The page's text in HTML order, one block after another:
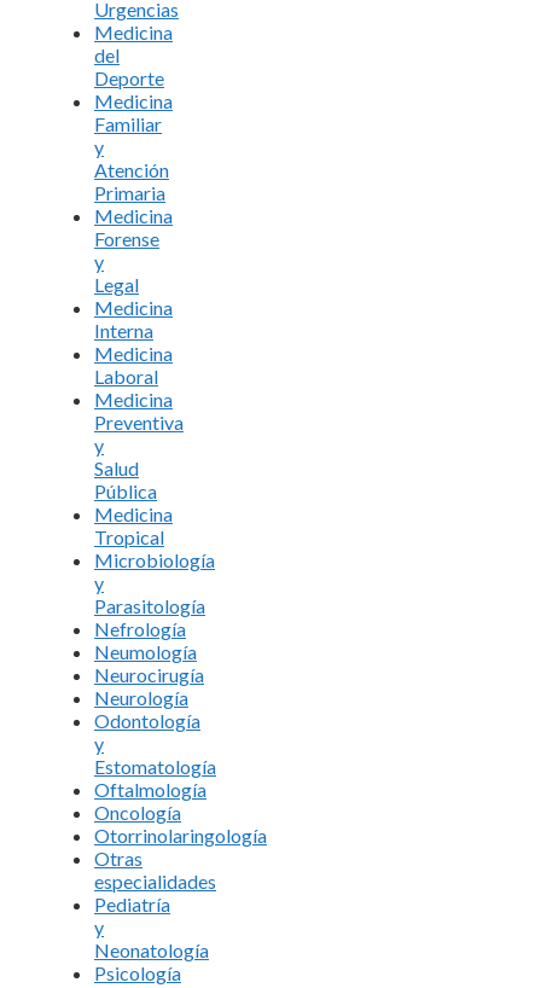
Urgencias
Medicina
del
Deporte
Medicina
Familiar
y
Atención
Primaria
Medicina
Forense
y
Legal
Medicina
Interna
Medicina
Laboral
Medicina
Preventiva
y
Salud
Pública
Medicina
Tropical
Microbiología
y
Parasitología
Nefrología
Neumología
Neurocirugía
Neurología
Odontología
y
Estomatología
Oftalmología
Oncología
Otorrinolaringología
Otras
especialidades
Pediatría
y
Neonatología
Psicología